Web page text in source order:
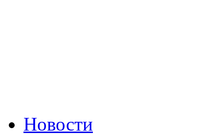
Новости